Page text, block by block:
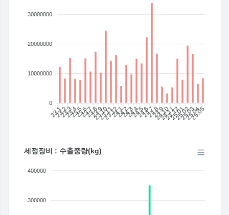
30000000
20000000
10000000
0
23.1
23.2
23.3
23.4
23.5
23.6
23.7
23.8
23.9
23.10
23.11
23.12
24.1
24.2
24.3
24.4
24.5
24.6
24.7
24.8
24.9
24.10
24.11
24.12
25.01
25.02
25.03
25.04
25.05
세정장비 : 수출중량(kg)
400000
300000